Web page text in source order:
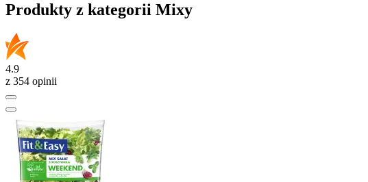
Produkty z kategorii Mixy
4.9
z 354 opinii